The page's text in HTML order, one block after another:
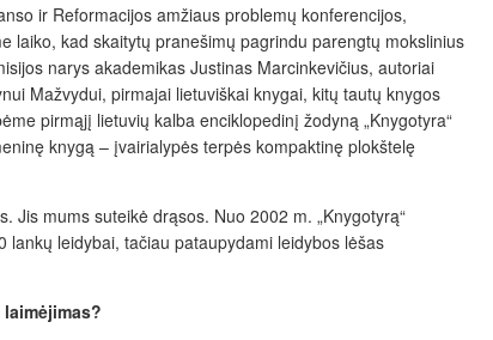
ir Reformacijos amžiaus problemų konferencijos,
laiko, kad skaitytų pranešimų pagrindu parengtų mokslinius
narys akademikas Justinas Marcinkevičius, autoriai
Mažvydui, pirmajai lietuviškai knygai, kitų tautų knygos
pirmąjį lietuvių kalba enciklopedinį žodyną „Knygotyra“
knygą – įvairialypės terpės kompaktinę plokštelę
Jis mums suteikė drąsos. Nuo 2002 m. „Knygotyrą“
leidybai, tačiau pataupydami leidybos lėšas